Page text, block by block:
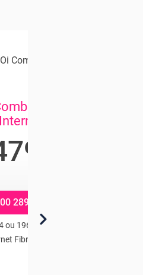
Oi Combo
TV +
Internet
289 1515
ou 196 Canais + Oi
Fibra 1 Giga